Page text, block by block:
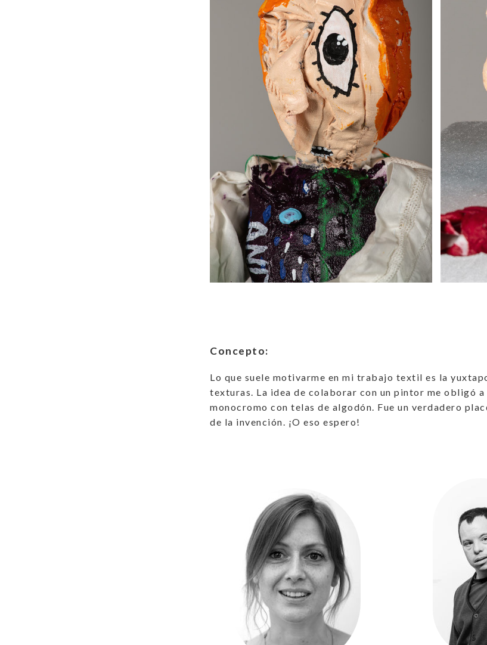
Concepto:
Lo que suele motivarme en mi trabajo textil es la
texturas. La idea de colaborar con un pintor me obligó
monocromo con telas de algodón. Fue un verdadero
de la invención. ¡O eso espero!